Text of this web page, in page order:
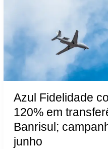
Azul Fidelidade
120% em
Banrisul;
junho